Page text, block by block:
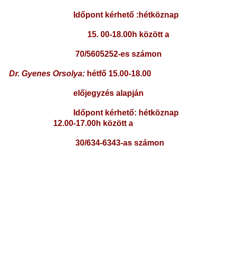
Időpont kérhető :hétköznap
15. 00-18.00h között a
70/5605252-es számon
Dr. Gyenes Orsolya: hétfő 15.00-18.00
előjegyzés alapján
Időpont kérhető: hétköznap
12.00-17.00h között a
30/634-6343-as számon